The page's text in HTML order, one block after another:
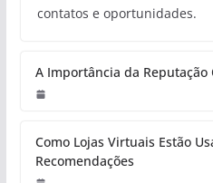
contatos e oportunidades.
A Importância da
Como Lojas Virtuais Estão
Recomendações